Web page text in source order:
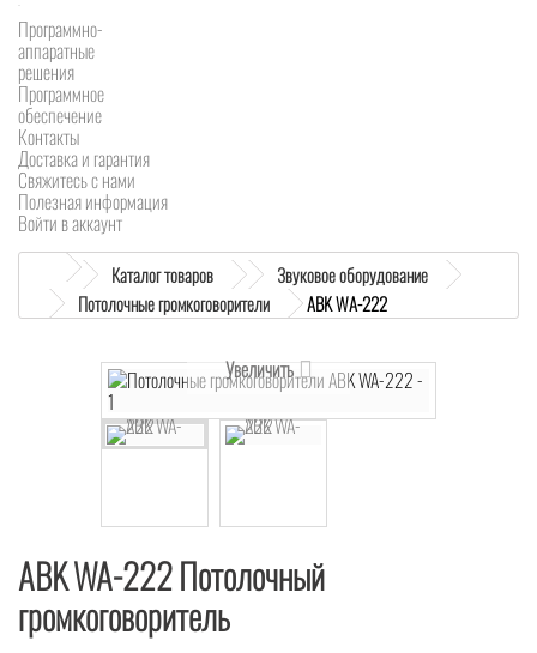
Программно-
аппаратные
решения
Программное
обеспечение
Контакты
Доставка и гарантия
Свяжитесь с нами
Полезная информация
Войти в аккаунт
Каталог товаров
Звуковое оборудование
Потолочные громкоговорители
ABK WA-222
Увеличить
ABK WA-222 Потолочный
громкоговоритель